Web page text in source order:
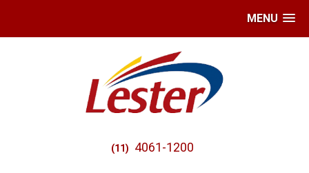
MENU
(11) 4061-1200